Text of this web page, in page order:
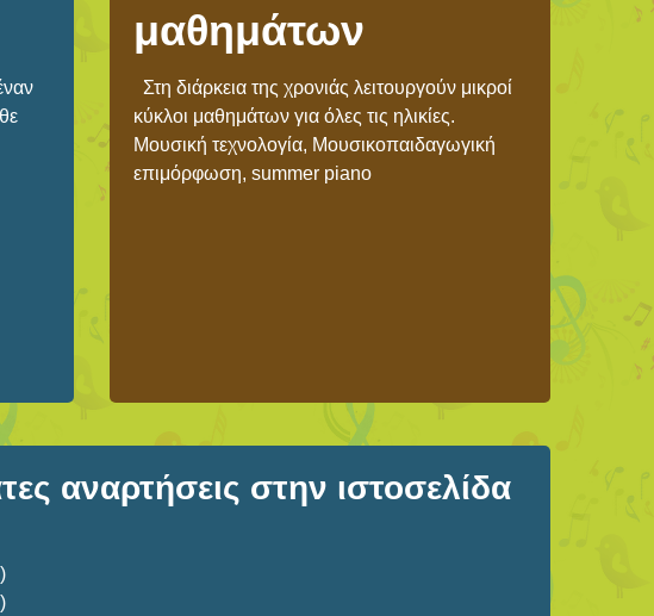
μαθημάτων
Στη διάρκεια της χρονιάς λειτουργούν μικροί
κύκλοι μαθημάτων για όλες τις ηλικίες.
Μουσική τεχνολογία, Μουσικοπαιδαγωγική
επιμόρφωση, summer piano
αναρτήσεις στην ιστοσελίδα